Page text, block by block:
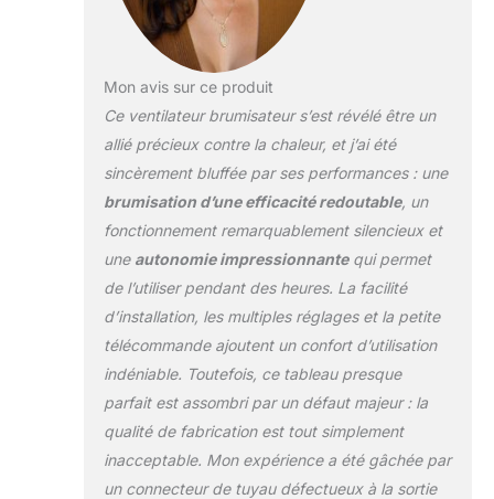
couverture, ce qui
le rend idéal pour
espaces
rapidement et
uniformément. Le
ventilateur de
refroidissement
combine le puissant
flux d'air avec le
brouillard de
refroidissement
température plus
rapidement et plus
efficacement. C'est
le meilleur cadeau
pour soulager l'été
chaud. Moteur sans
balais et réglage à 4
vitesses : ce
Mon avis sur ce produit
Ce ventilateur brumisateur s’est révélé être un
allié précieux contre la chaleur, et j’ai été
sincèrement bluffée par ses performances : une
brumisation d’une efficacité redoutable, un
fonctionnement remarquablement silencieux et
une autonomie impressionnantequi permet
de l’utiliser pendant des heures. La facilité
d’installation, les multiples réglages et la petite
télécommande ajoutent un confort d’utilisation
indéniable. Toutefois, ce tableau presque
parfait est assombri par un défaut majeur : la
qualité de fabrication est tout simplement
inacceptable. Mon expérience a été gâchée par
un connecteur de tuyau défectueux à la sortie